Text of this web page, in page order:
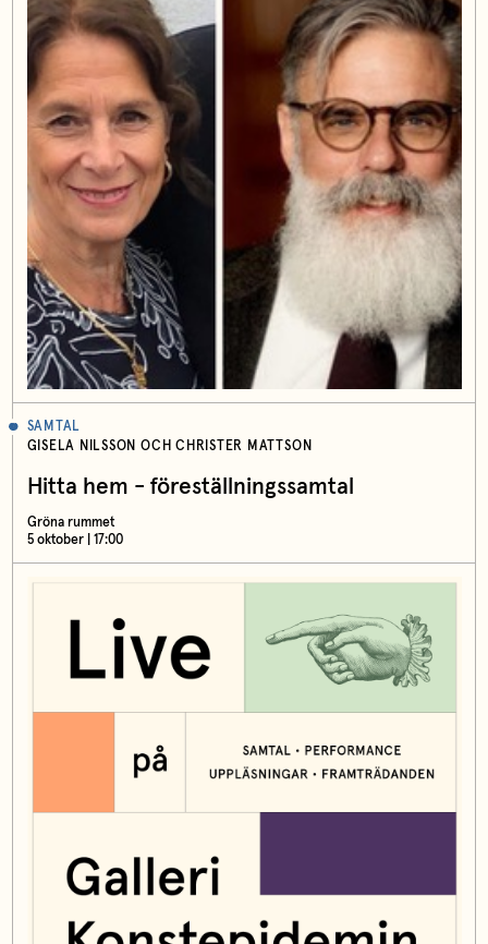
SAMTAL
GISELA NILSSON OCH CHRISTER MATTSON
Hitta hem - föreställningssamtal
Gröna rummet
5 oktober | 17:00